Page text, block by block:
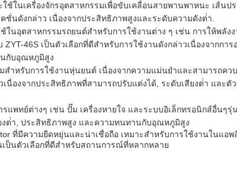
ใช้ในเครื่องจักรอุตสาหกรรมเพื่อขับเคลื่อนสายพานพาหนะ เส้นป
นดังกล่าว เนื่องจากประสิทธิภาพสูงและระดับความดังต่ํา.
ช้ในอุตสาหกรรมรถยนต์สําหรับการใช้งานต่าง ๆ เช่น การให้พลัง
46S เป็นตัวเลือกที่ดีสําหรับการใช้งานดังกล่าวเนื่องจากกา
กับอุณหภูมิสูง
สําหรับการใช้งานหุ่นยนต์ เนื่องจากความแม่นยําและสามารถคว
นื่องจากประสิทธิภาพที่สามารถปรับแต่งได้, ระดับเสียงต่ํา และตั
แพทย์ต่างๆ เช่น ปั๊ม เครื่องหายใจ และระบบอิเล็กทรอนิกส์อื่นๆรุ่
งต่ํา, ประสิทธิภาพสูง และความทนทานกับอุณหภูมิสูง
ที่มีความยืดหยุ่นและน่าเชื่อถือ เหมาะสําหรับการใช้งานในแอ
ป็นตัวเลือกที่ดีสําหรับสถานการณ์ที่หลากหลาย